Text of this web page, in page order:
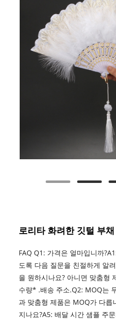
로리타 화려한 깃털 부채
FAQ Q1: 가격은 얼마입니까
도록 다음 질문을 친절하게 알
을 원하시나요? 아니면 맞춤형
수량* .배송 주소.Q2: MOQ는
과 맞춤형 제품은 MOQ가 다릅
지나요?A5: 배달 시간 샘플 주